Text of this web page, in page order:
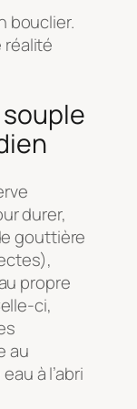
bouclier.
durer,
gouttière
propre
ci,
au
à l’abri